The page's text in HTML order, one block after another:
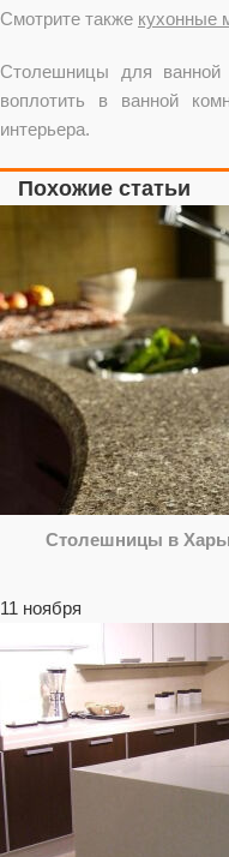
Смотрите также кухонные
Столешницы для ванной
воплотить в ванной
интерьера.
Похожие статьи
Столешницы в
11 ноября